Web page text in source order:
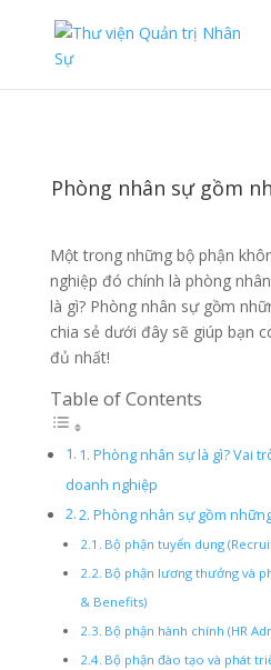
Phòng nhân sự gồm
Một trong những bộ phận
nghiệp đó chính là phòng
là gì? Phòng nhân sự gồm
chia sẻ dưới đây sẽ giúp bạn
đủ nhất!
Table of Contents
1. Phòng nhân sự là gì? Vai
doanh nghiệp
2. Phòng nhân sự gồm
Bộ phận tuyển dụng
Bộ phận lương thưởng và
& Benefits)
Bộ phận hành chính (HR
Bộ phận đào tạo và phát